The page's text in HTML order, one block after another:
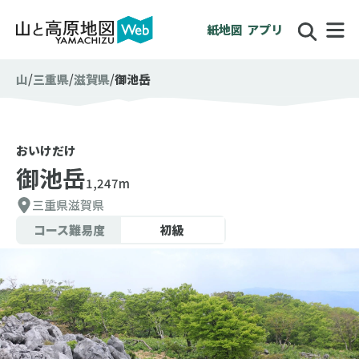
紙地図 アプリ
山 三重県 滋賀県 御池岳
おいけだけ
御池岳1,247m
三重県滋賀県
コース難易度
初級